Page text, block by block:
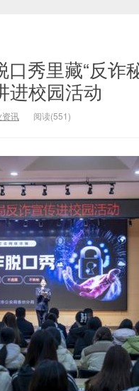
口秀里藏“反
进校园活动
资讯 阅读(551)